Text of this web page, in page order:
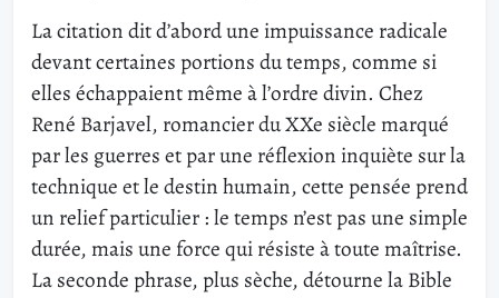
La citation dit d’abord une impuissance radicale
devant certaines portions du temps, comme si
elles échappaient même à l’ordre divin. Chez
René Barjavel, romancier du XXe siècle marqué
par les guerres et par une réflexion inquiète sur la
technique et le destin humain, cette pensée prend
un relief particulier : le temps n’est pas une simple
durée, mais une force qui résiste à toute maîtrise.
La seconde phrase, plus sèche, détourne la Bible